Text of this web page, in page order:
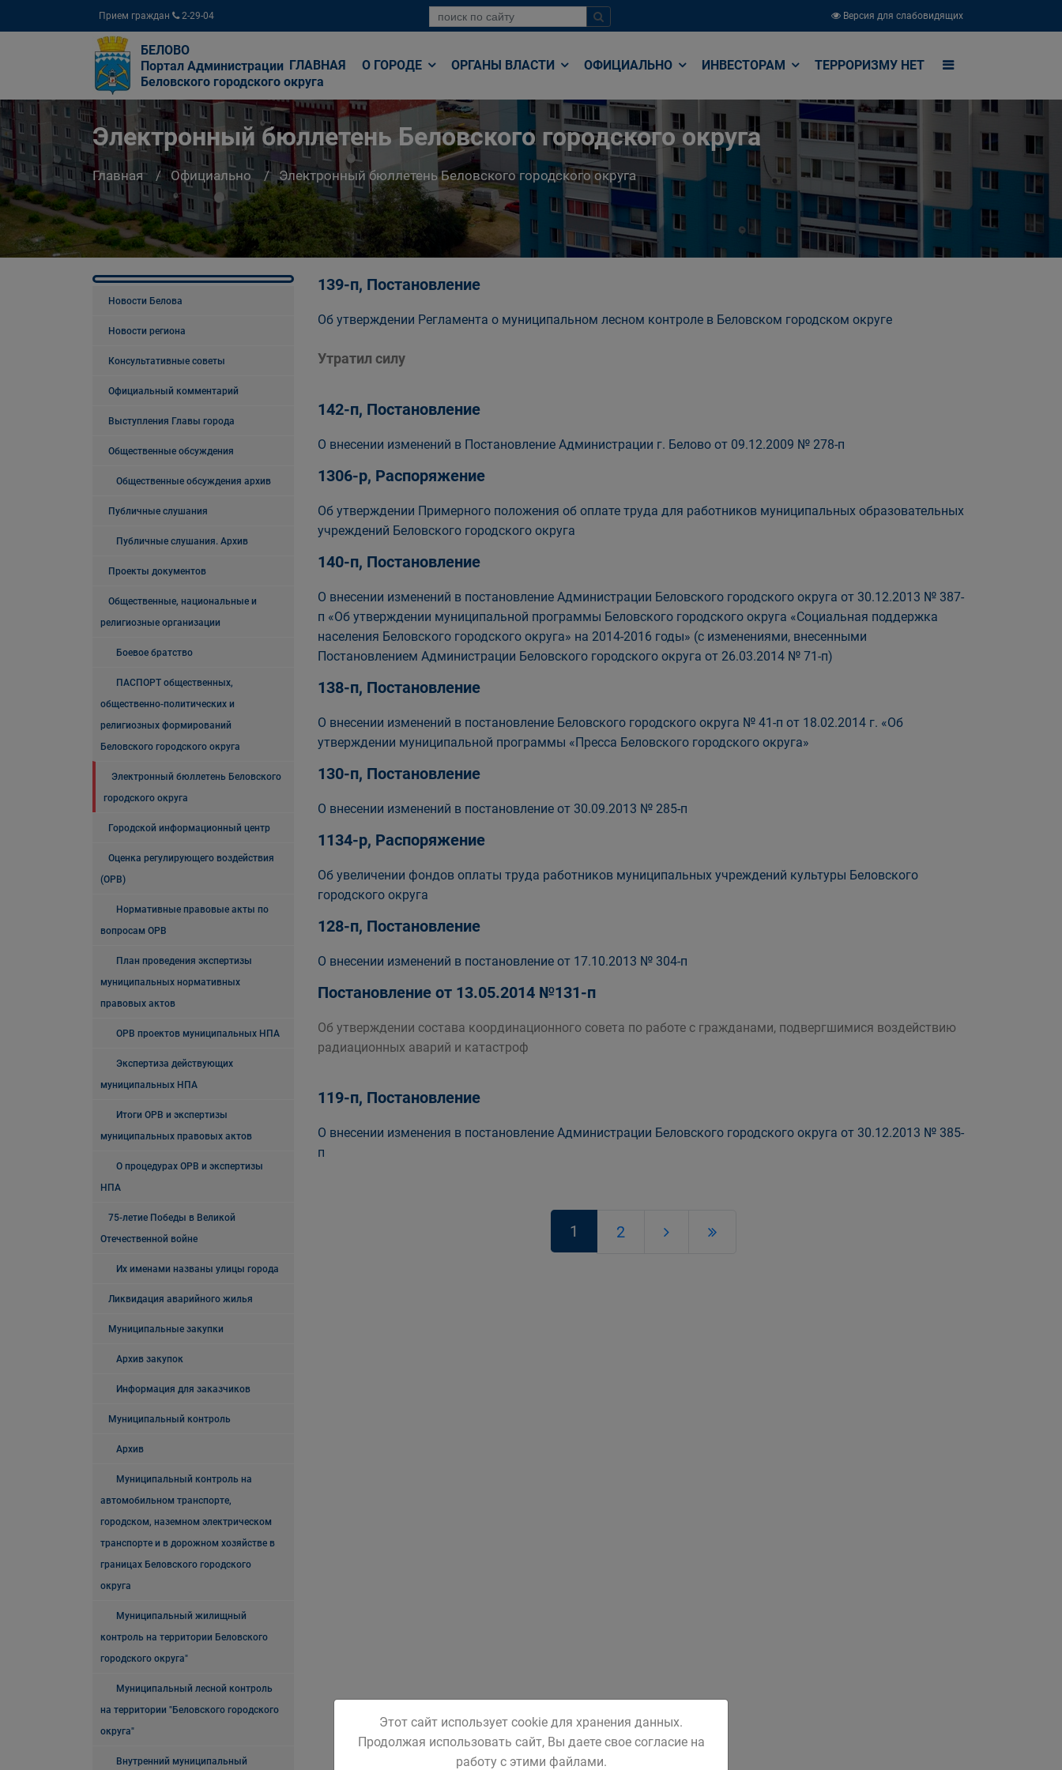
Прием граждан 2-29-04 Версия для слабовидящих
БЕЛОВО
Портал Администрации
Беловского городского округа
ГЛАВНАЯ О ГОРОДЕ ОРГАНЫ ВЛАСТИ ОФИЦИАЛЬНО ИНВЕСТОРАМ ТЕРРОРИЗМУ НЕТ
Электронный бюллетень Беловского городского округа
Главная Официально Электронный бюллетень Беловского городского округа
Новости Белова
Новости региона
Консультативные советы
Официальный комментарий
Выступления Главы города
Общественные обсуждения
Общественные обсуждения архив
Публичные слушания
Публичные слушания. Архив
Проекты документов
Общественные, национальные и
религиозные организации
Боевое братство
ПАСПОРТ общественных,
общественно-политических и
религиозных формирований
Беловского городского округа
Электронный бюллетень Беловского
городского округа
Городской информационный центр
Оценка регулирующего воздействия
(ОРВ)
Нормативные правовые акты по
вопросам ОРВ
План проведения экспертизы
муниципальных нормативных
правовых актов
ОРВ проектов муниципальных НПА
Экспертиза действующих
муниципальных НПА
Итоги ОРВ и экспертизы
муниципальных правовых актов
О процедурах ОРВ и экспертизы
НПА
75-летие Победы в Великой
Отечественной войне
Их именами названы улицы города
Ликвидация аварийного жилья
Муниципальные закупки
Архив закупок
Информация для заказчиков
Муниципальный контроль
Архив
Муниципальный контроль на
автомобильном транспорте,
городском, наземном электрическом
транспорте и в дорожном хозяйстве в
границах Беловского городского
округа
Муниципальный жилищный
контроль на территории Беловского
городского округа"
Муниципальный лесной контроль
на территории "Беловского городского
округа"
Внутренний муниципальный
139-п, Постановление
Об утверждении Регламента о муниципальном лесном контроле в Беловском городском округе
Утратил силу
142-п, Постановление
О внесении изменений в Постановление Администрации г. Белово от 09.12.2009 № 278-п
1306-р, Распоряжение
Об утверждении Примерного положения об оплате труда для работников муниципальных образовательных
учреждений Беловского городского округа
140-п, Постановление
О внесении изменений в постановление Администрации Беловского городского округа от 30.12.2013 № 387-
п «Об утверждении муниципальной программы Беловского городского округа «Социальная поддержка
населения Беловского городского округа» на 2014-2016 годы» (с изменениями, внесенными
Постановлением Администрации Беловского городского округа от 26.03.2014 № 71-п)
138-п, Постановление
О внесении изменений в постановление Беловского городского округа № 41-п от 18.02.2014 г. «Об
утверждении муниципальной программы «Пресса Беловского городского округа»
130-п, Постановление
О внесении изменений в постановление от 30.09.2013 № 285-п
1134-р, Распоряжение
Об увеличении фондов оплаты труда работников муниципальных учреждений культуры Беловского
городского округа
128-п, Постановление
О внесении изменений в постановление от 17.10.2013 № 304-п
Постановление от 13.05.2014 №131-п
Об утверждении состава координационного совета по работе с гражданами, подвергшимися воздействию
радиационных аварий и катастроф
119-п, Постановление
О внесении изменения в постановление Администрации Беловского городского округа от 30.12.2013 № 385-
п
1 2
Этот сайт использует cookie для хранения данных.
Продолжая использовать сайт, Вы даете свое согласие на
работу с этими файлами.